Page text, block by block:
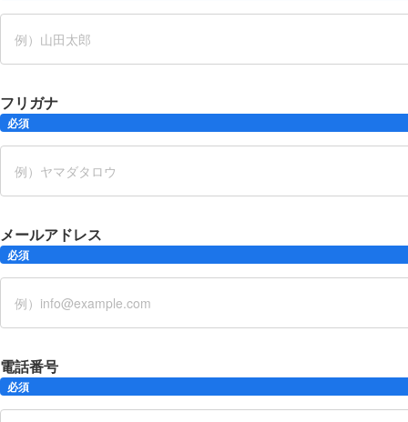
フリガナ
必須
メールアドレス
必須
電話番号
必須